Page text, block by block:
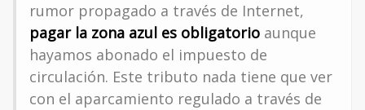
rumor propagado a través de Internet,
pagar la zona azul es obligatorio aunque
hayamos abonado el impuesto de
circulación. Este tributo nada tiene que ver
con el aparcamiento regulado a través de